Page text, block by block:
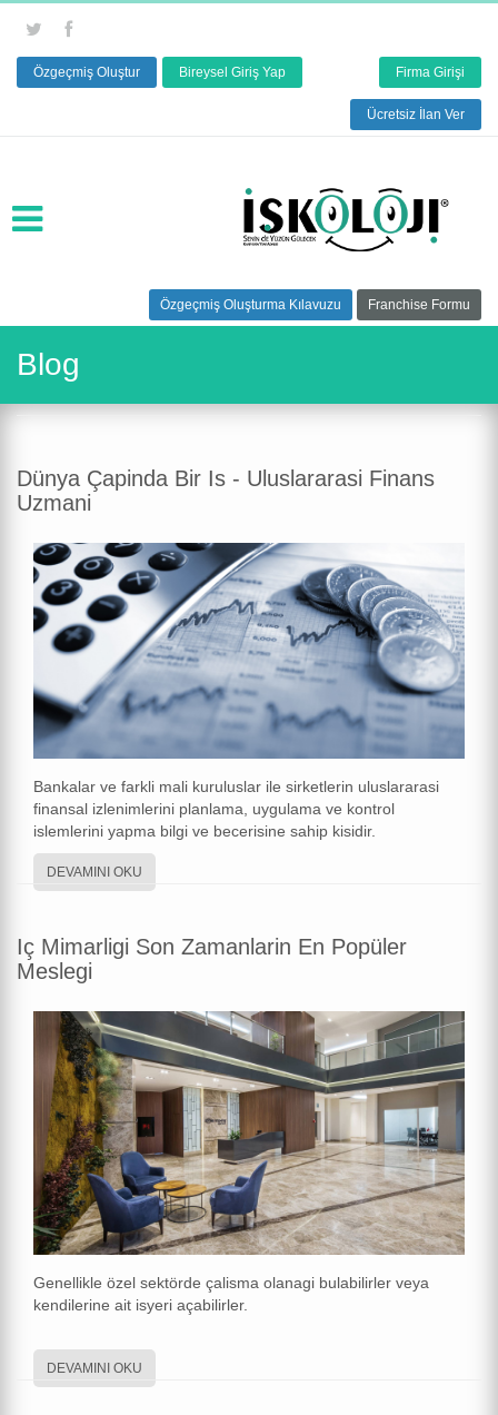
Özgeçmiş Oluştur Bireysel Giriş Yap Firma Girişi
Ücretsiz İlan Ver
Özgeçmiş Oluşturma Kılavuzu Franchise Formu
Blog
Dünya Çapinda Bir Is - Uluslararasi Finans
Uzmani
Bankalar ve farkli mali kuruluslar ile sirketlerin uluslararasi
finansal izlenimlerini planlama, uygulama ve kontrol
islemlerini yapma bilgi ve becerisine sahip kisidir.
DEVAMINI OKU
Iç Mimarligi Son Zamanlarin En Popüler
Meslegi
Genellikle özel sektörde çalisma olanagi bulabilirler veya
kendilerine ait isyeri açabilirler.
DEVAMINI OKU